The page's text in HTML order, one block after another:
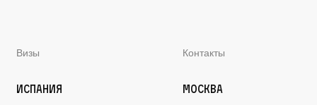
Визы
Испания
Контакты
Москва